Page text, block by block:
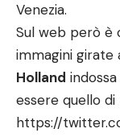
Venezia.
Sul web però è
immagini girate
Holland
essere quello di
https://